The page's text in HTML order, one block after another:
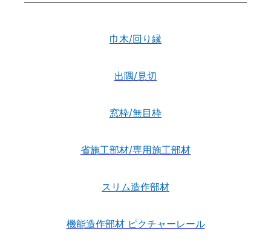
巾木/回り縁
出隅/見切
窓枠/無目枠
省施工部材/専用施工部材
スリム造作部材
機能造作部材 ピクチャーレール